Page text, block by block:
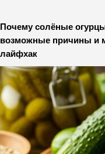
Почему солёные
возможные причины и
лайфхак